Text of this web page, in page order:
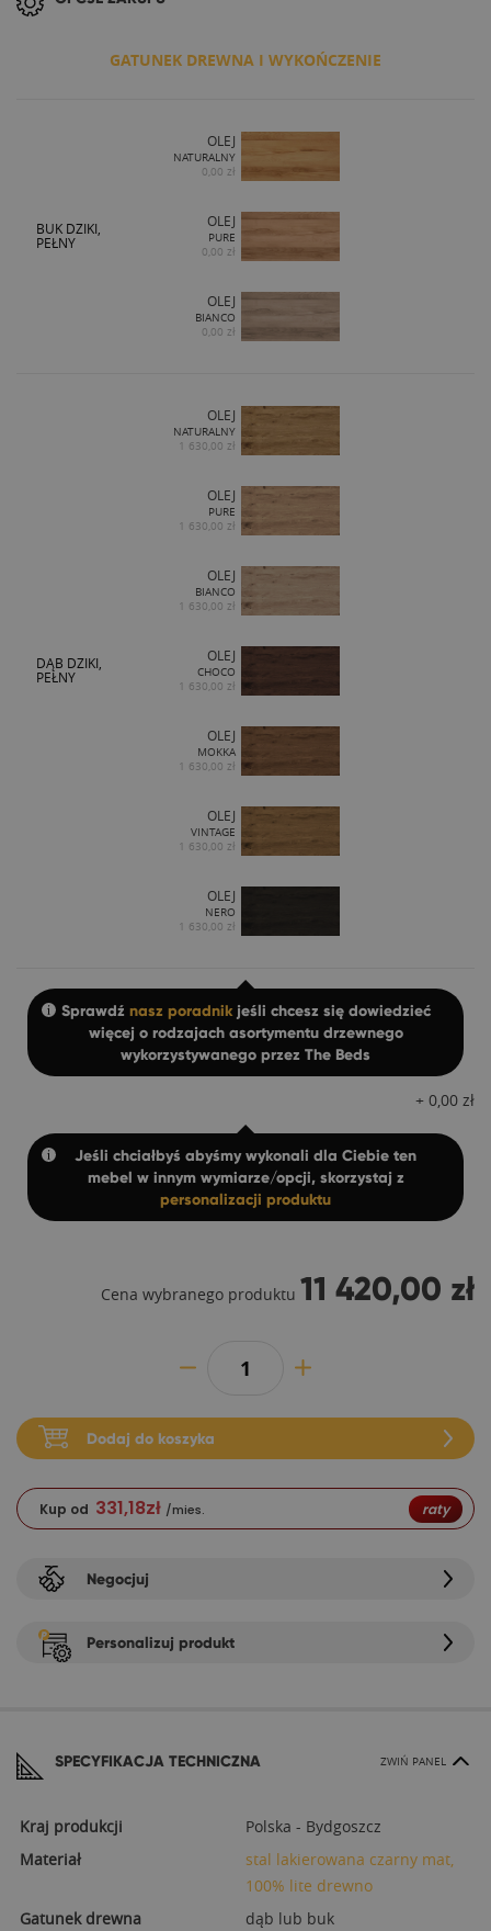
GATUNEK DREWNA I WYKOŃCZENIE
BUK DZIKI,
PEŁNY
OLEJ
NATURALNY
0,00 zł
OLEJ
PURE
0,00 zł
OLEJ
BIANCO
0,00 zł
DĄB DZIKI,
PEŁNY
OLEJ
NATURALNY
1 630,00 zł
OLEJ
PURE
1 630,00 zł
OLEJ
BIANCO
1 630,00 zł
OLEJ
CHOCO
1 630,00 zł
OLEJ
MOKKA
1 630,00 zł
OLEJ
VINTAGE
1 630,00 zł
OLEJ
NERO
1 630,00 zł
Sprawdź nasz poradnikjeśli chcesz się dowiedzieć
więcej o rodzajach asortymentu drzewnego
wykorzystywanego przez The Beds
+ 0,00 zł
Jeśli chciałbyś abyśmy wykonali dla Ciebie ten
mebel w innym wymiarze/opcji, skorzystaj z
personalizacji produktu
Cena wybranego produktu 11 420,00 zł
Dodaj do koszyka
Kup od 331,18zł /mies. raty
Negocjuj
Personalizuj produkt
SPECYFIKACJA TECHNICZNA ZWIŃ PANEL
Kraj produkcji
Polska - Bydgoszcz
Materiał
stal lakierowana czarny mat,
100% lite drewno
Gatunek drewna
dąb lub buk